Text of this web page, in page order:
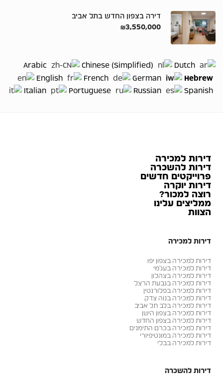
דירה בצפון החדש בתל אביב
₪3,550,000
Arabic Chinese (Simplified)
Dutch
English
French German
Hebrew
Italian
Portuguese Russian Spanish
דירות למכירה
דירות להשכרה
פרוייקטים חדשים
דירות יוקרה
רוצה למכור?
ממליצים עלינו
הצוות
דירות למכירה
דירות למכירה בצפון יפו
דירות למכירה בעג׳מי
דירות למכירה בצהלון
דירות למכירה בגבעת הרצל
דירות למכירה בפלורנטין
דירות למכירה בנוה צדק
דירות למכירה בלב תל אביב
דירות למכירה בצפון הישן
דירות למכירה בצפון החדש
דירות למכירה בכרם התימנים
דירות למכירה במונטיפיורי
דירות למכירה בבלי
דירות להשכרה